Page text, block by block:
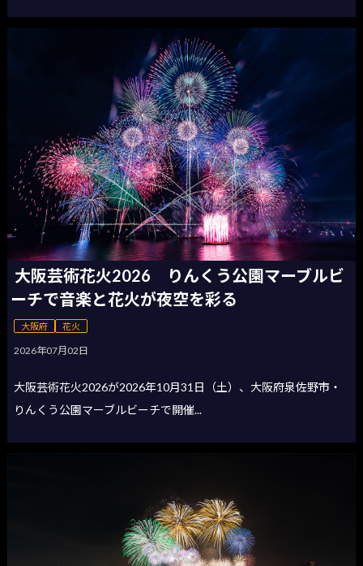
大阪芸術花火2026 りんくう公園マーブルビ
ーチで音楽と花火が夜空を彩る
大阪府 花火
2026年07月02日
大阪芸術花火2026が2026年10月31日（土）、大阪府泉佐野市・
りんくう公園マーブルビーチで開催...